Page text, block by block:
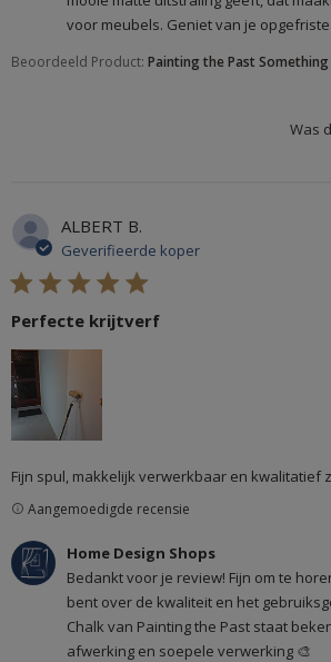
Beoordeeld Product: Painting the Past Something
voor meubels. Geniet van je
Was
ALBERT B.
Geverifieerde koper
5 star rating
Perfecte krijtverf
Fijn spul, makkelijk verwerkbaar en kwalitatief
read more about review content Fijn
verwerkbaar
Reactie van winkeleigenaar op
Design Shops over Fri Dec 19 2025
Home Design Shops
Bedankt voor je review! Fijn om te
bent over de kwaliteit en het
Chalk van Painting the Past staat
afwerking en soepele verwerking 🎨
Aangemoedigde recensie